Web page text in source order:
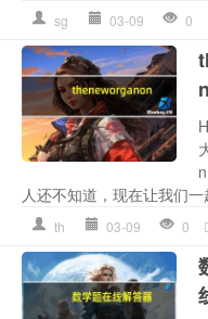
sg 03-09 0
人还不知道，现在让我们
th 03-09 0